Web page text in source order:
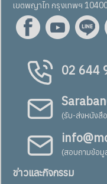
เขตพญาไท กรุงเทพฯ
02 644
(รับ-ส่งหนังสื
(สอบถามข้อมู
ข่าวและกิจกรรม